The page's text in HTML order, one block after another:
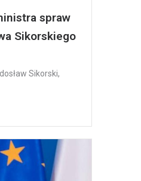
spraw
Sikorskiego
Sikorski,